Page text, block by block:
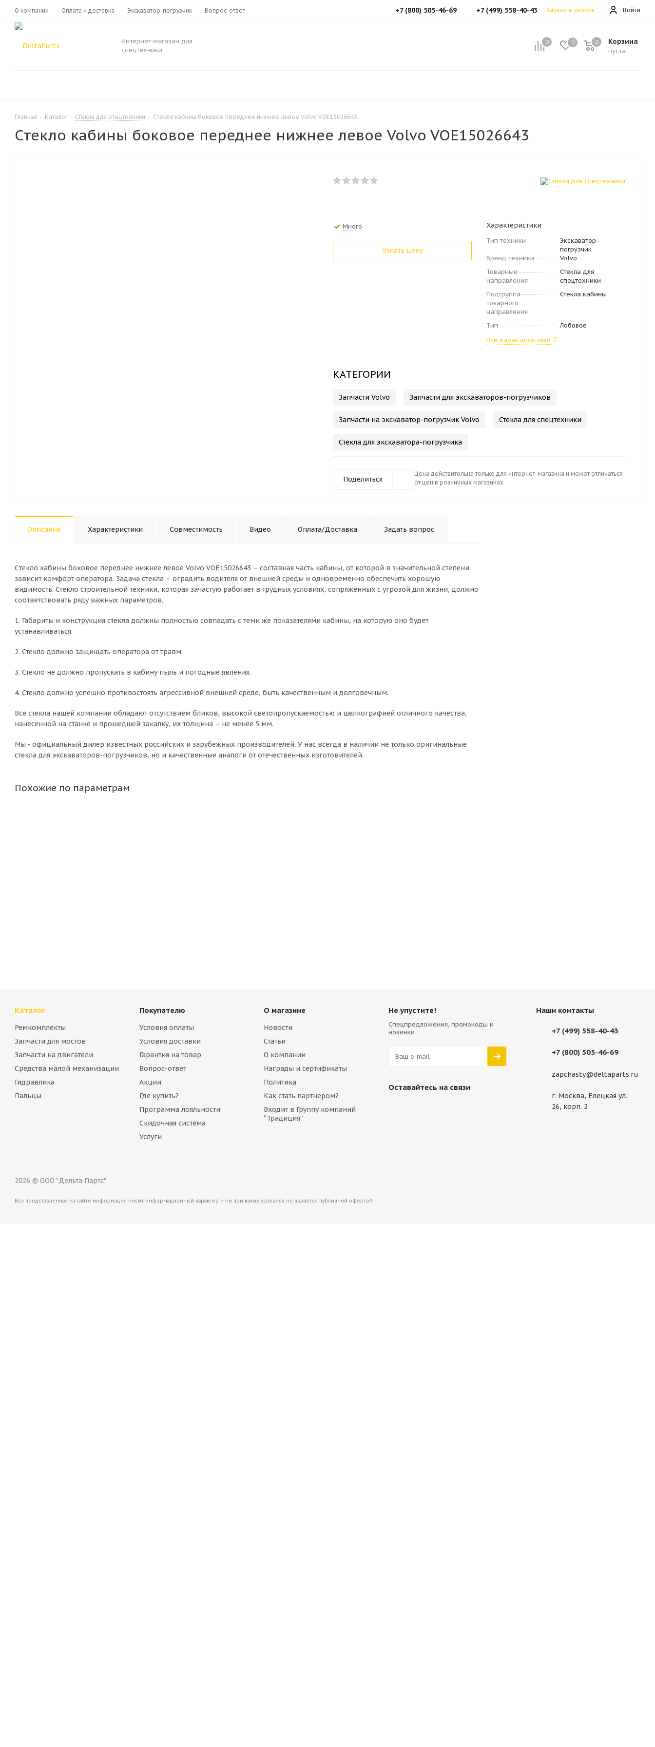
О компании Оплата и доставка Экскаватор-погрузчик Вопрос-ответ Войти
+7 (800) 505-46-69 +7 (499) 558-40-43 Заказать звонок
Интернет-магазин для
спецтехники
0 0 Корзина
пуста
0
Главная - Каталог - Стекла для спецтехники - Cтекло кабины боковое переднее нижнее левое Volvo VOE15026643
Cтекло кабины боковое переднее нижнее левое Volvo VOE15026643
Много
Узнать цену
Характеристики
Тип техники
Экскаватор-
погрузчик
Бренд техники
Volvo
Товарные
направления
Стекла для
спецтехники
Подгруппа
товарного
направления
Стекла кабины
Тип
Лобовое
Все характеристики
КАТЕГОРИИ
Запчасти Volvo Запчасти для экскаваторов-погрузчиков
Запчасти на экскаватор-погрузчик Volvo Стекла для спецтехники
Стекла для экскаватора-погрузчика
Поделиться
Цена действительна только для интернет-магазина и может отличаться
от цен в розничных магазинах
Описание Характеристики Совместимость Видео Оплата/Доставка Задать вопрос
Cтекло кабины боковое переднее нижнее левое Volvo VOE15026643 – составная часть кабины, от которой в значительной степени
зависит комфорт оператора. Задача стекла – оградить водителя от внешней среды и одновременно обеспечить хорошую
видимость. Стекло строительной техники, которая зачастую работает в трудных условиях, сопряженных с угрозой для жизни, должно
соответствовать ряду важных параметров.
1. Габариты и конструкция стекла должны полностью совпадать с теми же показателями кабины, на которую оно будет
устанавливаться.
2. Стекло должно защищать оператора от травм.
3. Стекло не должно пропускать в кабину пыль и погодные явления.
4. Стекло должно успешно противостоять агрессивной внешней среде, быть качественным и долговечным.
Все стекла нашей компании обладают отсутствием бликов, высокой светопропускаемостью и шелкографией отличного качества,
нанесенной на станке и прошедшей закалку, их толщина – не менее 5 мм.
Мы - официальный дилер известных российских и зарубежных производителей. У нас всегда в наличии не только оригинальные
стекла для экскаваторов-погрузчиков, но и качественные аналоги от отечественных изготовителей.
Похожие по параметрам
Cтекло двери верхнее правое Volvo VOE15086918 Cтекло двери верхнее правое Volvo VOE17213986
Каталог
Ремкомплекты
Запчасти для мостов
Запчасти на двигатели
Средства малой механизации
Гидравлика
Пальцы
Покупателю
Условия оплаты
Условия доставки
Гарантия на товар
Вопрос-ответ
Акции
Где купить?
Программа лояльности
Скидочная система
Услуги
О магазине
Новости
Статьи
О компании
Награды и сертификаты
Политика
Как стать партнером?
Входит в Группу компаний
“Традиция”
Не упустите!
Спецпредложения, промокоды и
новинки
Оставайтесь на связи
Наши контакты
+7 (499) 558-40-43
+7 (800) 505-46-69
zapchasty@deltaparts.ru
г. Москва, Елецкая ул.
26, корп. 2
2026 © ООО "Дельта Партс"
Вся представленная на сайте информация носит информационный характер и ни при каких условиях не является публичной офертой